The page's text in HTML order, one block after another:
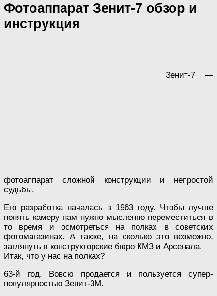
Фотоаппарат Зенит-7 обзор и
инструкция
Зенит-7 —
фотоаппарат сложной конструкции и непростой
судьбы.
Его разработка началась в 1963 году. Чтобы лучше
понять камеру нам нужно мысленно переместиться в
то время и осмотреться на полках в советских
фотомагазинах. А также, на сколько это возможно,
заглянуть в конструкторские бюро КМЗ и Арсенала.
Итак, что у нас на полках?
63-й год. Вовсю продается и пользуется супер-
популярностью Зенит-3М.